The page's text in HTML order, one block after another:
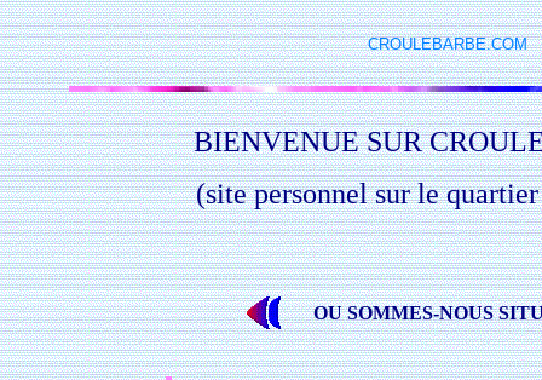
CROULEBARBE.COM
BIENVENUE SUR
(site personnel sur le
OU SOMMES-NOUS